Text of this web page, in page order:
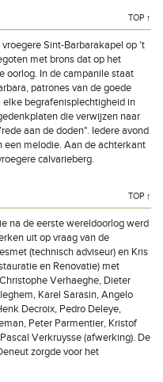
TOP ↑
Sint-Barbarakapel op 't
met brons dat op het
oorlog. In de campanile staat
patrones van de goede
begrafenisplechtigheid in
die verwijzen naar
aan de doden". Iedere avond
melodie. Aan de achterkant
calvarieberg.
TOP ↑
na de eerste wereldoorlog werd
uit op vraag van de
(technisch adviseur) en Kris
en Renovatie) met
Verhaeghe, Dieter
Karel Sarasin, Angelo
Decroix, Pedro Deleye,
Peter Parmentier, Kristof
Verkruysse (afwerking). De
zorgde voor het